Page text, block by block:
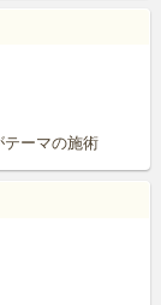
テーマの施術